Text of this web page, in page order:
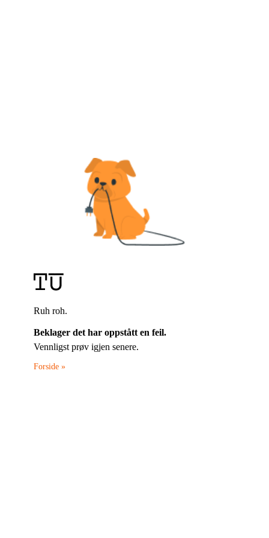
Ruh roh.
Beklager det har oppstått en feil.
Vennligst prøv igjen senere.
Forside »